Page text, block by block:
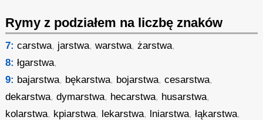
Rymy z podziałem na liczbę znaków
7: carstwa, jarstwa,warstwa,żarstwa,
8: łgarstwa,
9: bajarstwa, bękarstwa, bojarstwa,cesarstwa,
dekarstwa,dymarstwa, hecarstwa, husarstwa,
kolarstwa, kpiarstwa, lekarstwa, lniarstwa,łąkarstwa,